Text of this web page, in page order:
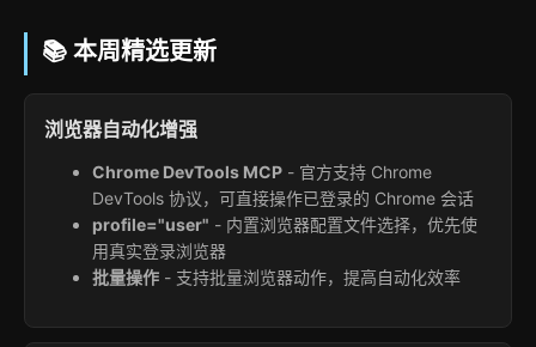
📚 本周精选更新
浏览器自动化增强
Chrome DevTools MCP - 官方支持 Chrome
DevTools 协议，可直接操作已登录的 Chrome 会话
profile="user" - 内置浏览器配置文件选择，优先使
用真实登录浏览器
批量操作 - 支持批量浏览器动作，提高自动化效率